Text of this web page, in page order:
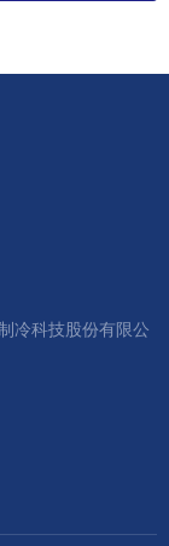
冷科技股份有限公